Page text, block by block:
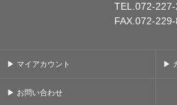
TEL.072-
FAX.072-
▶ マイアカウント ▶
▶ お問い合わせ